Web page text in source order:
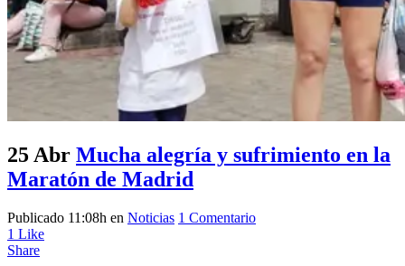
25 Abr Mucha alegría y sufrimiento en la
Maratón de Madrid
Publicado 11:08h en Noticias 1 Comentario
1 Like
Share